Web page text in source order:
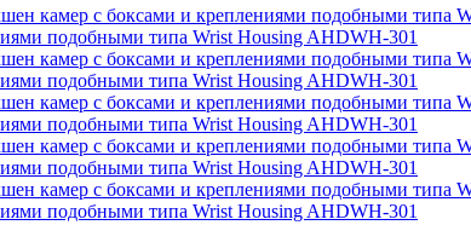
подобными типа Wrist Housing AHDWH-301
подобными типа Wrist Housing AHDWH-301
подобными типа Wrist Housing AHDWH-301
подобными типа Wrist Housing AHDWH-301
подобными типа Wrist Housing AHDWH-301